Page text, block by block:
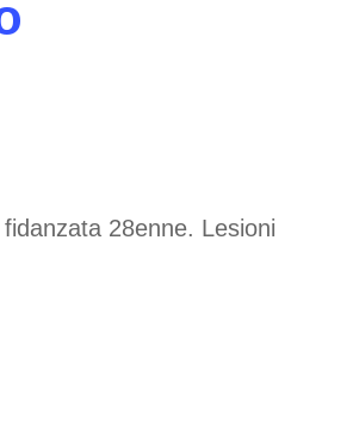
28enne. Lesioni